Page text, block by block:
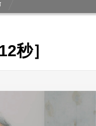
秒］